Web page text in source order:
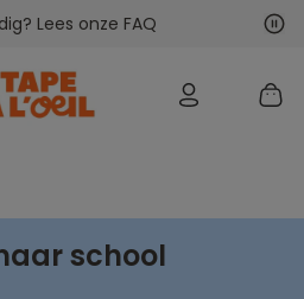
Lees onze FAQ
school